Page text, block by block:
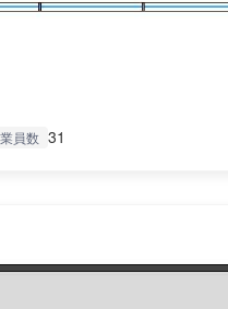
員数 31